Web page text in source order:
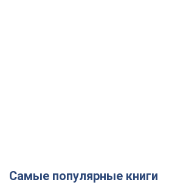
Самые популярные книги